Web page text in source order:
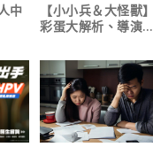
中
【小小兵＆大怪獸】
彩蛋大解析、導演皮
梗！